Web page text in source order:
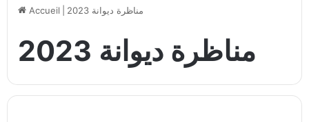
Accueil مناظرة ديوانة 2023
مناظرة ديوانة 2023